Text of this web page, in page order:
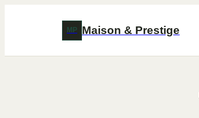
MP Maison & Prestige